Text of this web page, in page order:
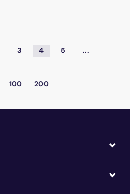
3 4 5
...
100 200